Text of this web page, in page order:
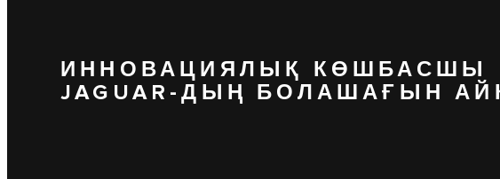
ИННОВАЦИЯЛЫҚ КӨШБАСШЫ
JAGUAR-ДЫҢ БОЛАШАҒЫН